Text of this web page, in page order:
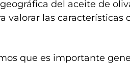
del aceite de
valorar las características
que es importante